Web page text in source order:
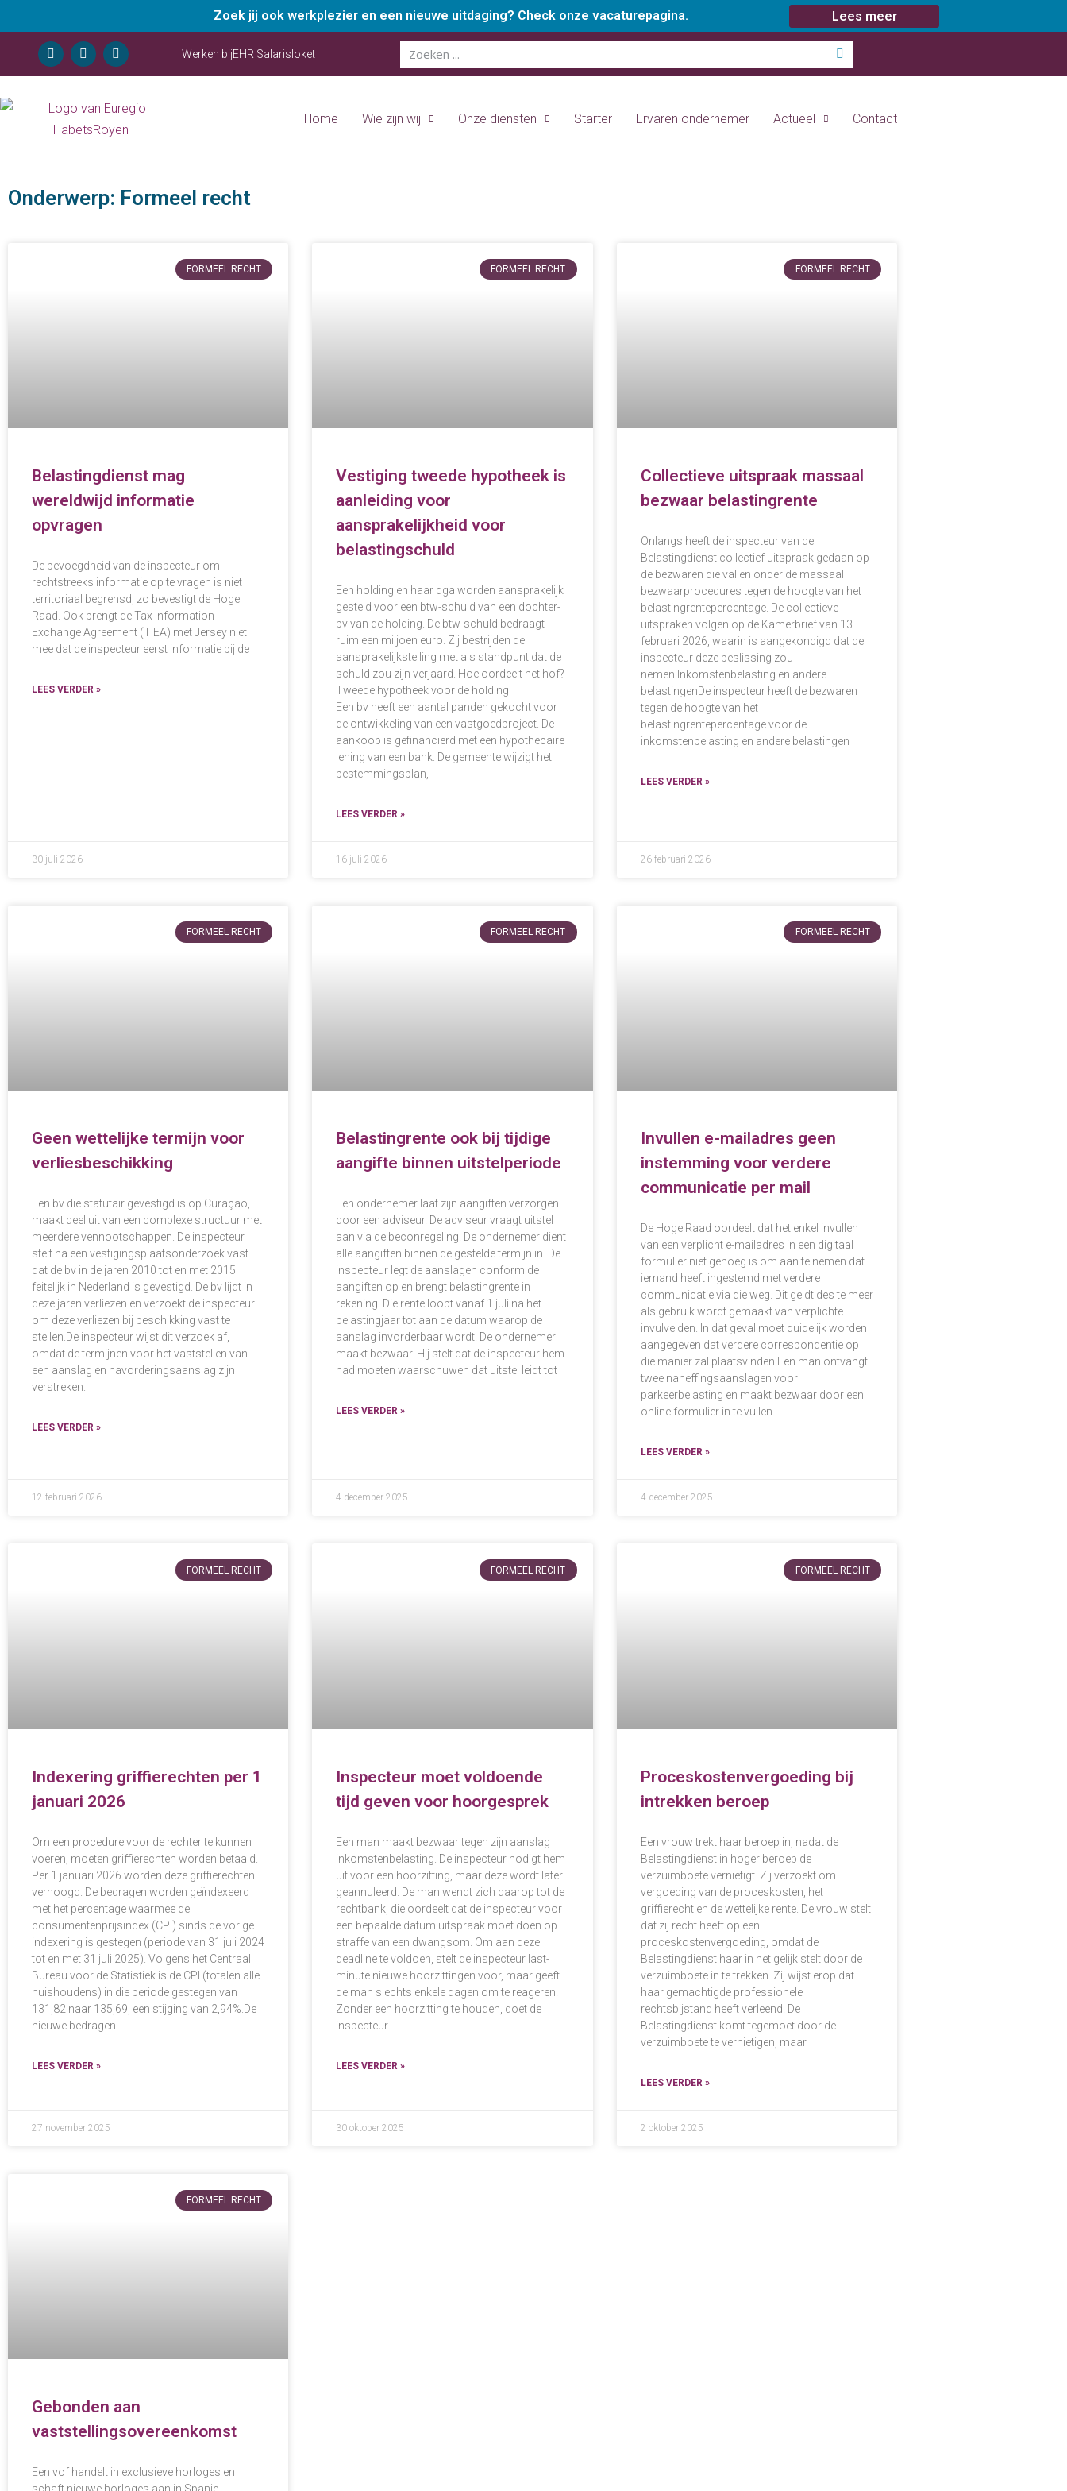
Zoek jij ook werkplezier en een nieuwe uitdaging? Check onze vacaturepagina. Lees meer
Werken bijEHR Salarisloket
Home Wie zijn wij Onze diensten Starter Ervaren ondernemer Actueel Contact
Onderwerp: Formeel recht
FORMEEL RECHT
Belastingdienst mag
wereldwijd informatie
opvragen
De bevoegdheid van de inspecteur om
rechtstreeks informatie op te vragen is niet
territoriaal begrensd, zo bevestigt de Hoge
Raad. Ook brengt de Tax Information
Exchange Agreement (TIEA) met Jersey niet
mee dat de inspecteur eerst informatie bij de
LEES VERDER »
30 juli 2026
FORMEEL RECHT
Vestiging tweede hypotheek is
aanleiding voor
aansprakelijkheid voor
belastingschuld
Een holding en haar dga worden aansprakelijk
gesteld voor een btw-schuld van een dochter-
bv van de holding. De btw-schuld bedraagt
ruim een miljoen euro. Zij bestrijden de
aansprakelijkstelling met als standpunt dat de
schuld zou zijn verjaard. Hoe oordeelt het hof?
Tweede hypotheek voor de holding
Een bv heeft een aantal panden gekocht voor
de ontwikkeling van een vastgoedproject. De
aankoop is gefinancierd met een hypothecaire
lening van een bank. De gemeente wijzigt het
bestemmingsplan,
LEES VERDER »
16 juli 2026
FORMEEL RECHT
Collectieve uitspraak massaal
bezwaar belastingrente
Onlangs heeft de inspecteur van de
Belastingdienst collectief uitspraak gedaan op
de bezwaren die vallen onder de massaal
bezwaarprocedures tegen de hoogte van het
belastingrentepercentage. De collectieve
uitspraken volgen op de Kamerbrief van 13
februari 2026, waarin is aangekondigd dat de
inspecteur deze beslissing zou
nemen.Inkomstenbelasting en andere
belastingenDe inspecteur heeft de bezwaren
tegen de hoogte van het
belastingrentepercentage voor de
inkomstenbelasting en andere belastingen
LEES VERDER »
26 februari 2026
FORMEEL RECHT
Geen wettelijke termijn voor
verliesbeschikking
Een bv die statutair gevestigd is op Curaçao,
maakt deel uit van een complexe structuur met
meerdere vennootschappen. De inspecteur
stelt na een vestigingsplaatsonderzoek vast
dat de bv in de jaren 2010 tot en met 2015
feitelijk in Nederland is gevestigd. De bv lijdt in
deze jaren verliezen en verzoekt de inspecteur
om deze verliezen bij beschikking vast te
stellen.De inspecteur wijst dit verzoek af,
omdat de termijnen voor het vaststellen van
een aanslag en navorderingsaanslag zijn
verstreken.
LEES VERDER »
12 februari 2026
FORMEEL RECHT
Belastingrente ook bij tijdige
aangifte binnen uitstelperiode
Een ondernemer laat zijn aangiften verzorgen
door een adviseur. De adviseur vraagt uitstel
aan via de beconregeling. De ondernemer dient
alle aangiften binnen de gestelde termijn in. De
inspecteur legt de aanslagen conform de
aangiften op en brengt belastingrente in
rekening. Die rente loopt vanaf 1 juli na het
belastingjaar tot aan de datum waarop de
aanslag invorderbaar wordt. De ondernemer
maakt bezwaar. Hij stelt dat de inspecteur hem
had moeten waarschuwen dat uitstel leidt tot
LEES VERDER »
4 december 2025
FORMEEL RECHT
Invullen e-mailadres geen
instemming voor verdere
communicatie per mail
De Hoge Raad oordeelt dat het enkel invullen
van een verplicht e-mailadres in een digitaal
formulier niet genoeg is om aan te nemen dat
iemand heeft ingestemd met verdere
communicatie via die weg. Dit geldt des te meer
als gebruik wordt gemaakt van verplichte
invulvelden. In dat geval moet duidelijk worden
aangegeven dat verdere correspondentie op
die manier zal plaatsvinden.Een man ontvangt
twee naheffingsaanslagen voor
parkeerbelasting en maakt bezwaar door een
online formulier in te vullen.
LEES VERDER »
4 december 2025
FORMEEL RECHT
Indexering griffierechten per 1
januari 2026
Om een procedure voor de rechter te kunnen
voeren, moeten griffierechten worden betaald.
Per 1 januari 2026 worden deze griffierechten
verhoogd. De bedragen worden geïndexeerd
met het percentage waarmee de
consumentenprijsindex (CPI) sinds de vorige
indexering is gestegen (periode van 31 juli 2024
tot en met 31 juli 2025). Volgens het Centraal
Bureau voor de Statistiek is de CPI (totalen alle
huishoudens) in die periode gestegen van
131,82 naar 135,69, een stijging van 2,94%.De
nieuwe bedragen
LEES VERDER »
27 november 2025
FORMEEL RECHT
Inspecteur moet voldoende
tijd geven voor hoorgesprek
Een man maakt bezwaar tegen zijn aanslag
inkomstenbelasting. De inspecteur nodigt hem
uit voor een hoorzitting, maar deze wordt later
geannuleerd. De man wendt zich daarop tot de
rechtbank, die oordeelt dat de inspecteur voor
een bepaalde datum uitspraak moet doen op
straffe van een dwangsom. Om aan deze
deadline te voldoen, stelt de inspecteur last-
minute nieuwe hoorzittingen voor, maar geeft
de man slechts enkele dagen om te reageren.
Zonder een hoorzitting te houden, doet de
inspecteur
LEES VERDER »
30 oktober 2025
FORMEEL RECHT
Proceskostenvergoeding bij
intrekken beroep
Een vrouw trekt haar beroep in, nadat de
Belastingdienst in hoger beroep de
verzuimboete vernietigt. Zij verzoekt om
vergoeding van de proceskosten, het
griffierecht en de wettelijke rente. De vrouw stelt
dat zij recht heeft op een
proceskostenvergoeding, omdat de
Belastingdienst haar in het gelijk stelt door de
verzuimboete in te trekken. Zij wijst erop dat
haar gemachtigde professionele
rechtsbijstand heeft verleend. De
Belastingdienst komt tegemoet door de
verzuimboete te vernietigen, maar
LEES VERDER »
2 oktober 2025
FORMEEL RECHT
Gebonden aan
vaststellingsovereenkomst
Een vof handelt in exclusieve horloges en
schaft nieuwe horloges aan in Spanje,